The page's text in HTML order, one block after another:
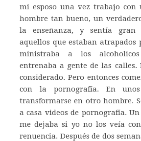
mi esposo una vez trabajo con
hombre tan bueno, un
la enseñanza, y sentía gran
aquellos que estaban atrapados
ministraba a los
entrenaba a gente de las
considerado. Pero entonces
con la pornografía. En
transformarse en otro hombre.
a casa videos de pornografía.
me dejaba si yo no los veía
renuencia. Después de dos